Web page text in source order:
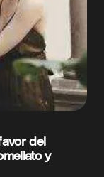
del
y